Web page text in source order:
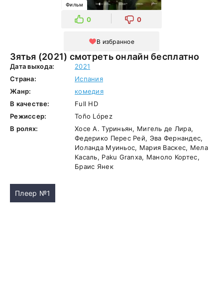
Зятья (2021) смотреть онлайн бесплатно
Фильм
0 0
В избранное
Дата выхода:
2021
Страна:
Испания
Жанр:
комедия
В качестве:
Full HD
Режиссер:
Toño López
В ролях:
Хосе А. Туриньян, Мигель де Лира,
Федерико Перес Рей, Эва Фернандес,
Иоланда Муиньос, Мария Васкес, Мела
Касаль, Paku Granxa, Маноло Кортес,
Браис Янек
Плеер №1